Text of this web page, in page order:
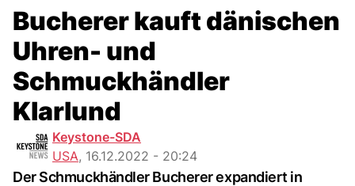
Bucherer kauft dänischen
Uhren- und
Schmuckhändler
Klarlund
Keystone-SDA
USA, 16.12.2022 - 20:24
Der Schmuckhändler Bucherer expandiert in